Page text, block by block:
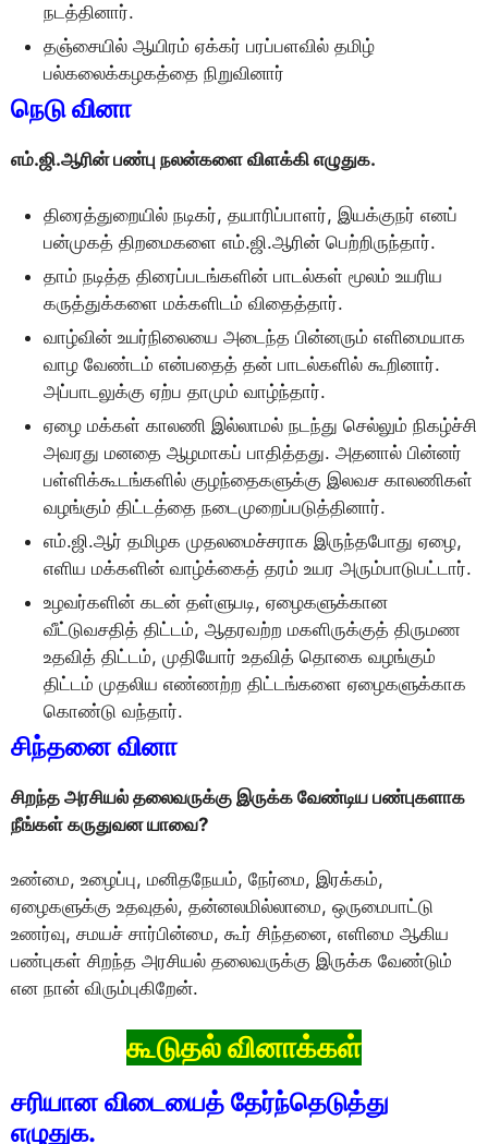
நடத்தினார்.
தஞ்சையில் ஆயிரம் ஏக்கர் பரப்பளவில் தமிழ்
பல்கலைக்கழகத்தை நிறுவினார்
நெடு வினா
எம்.ஜி.ஆரின் பண்பு நலன்களை விளக்கி எழுதுக.
திரைத்துறையில் நடிகர், தயாரிப்பாளர், இயக்குநர் எனப்
பன்முகத் திறமைகளை எம்.ஜி.ஆரின் பெற்றிருந்தார்.
தாம் நடித்த திரைப்படங்களின் பாடல்கள் மூலம் உயரிய
கருத்துக்களை மக்களிடம் விதைத்தார்.
வாழ்வின் உயர்நிலையை அடைந்த பின்னரும் எளிமையாக
வாழ வேண்டம் என்பதைத் தன் பாடல்களில் கூறினார்.
அப்பாடலுக்கு ஏற்ப தாமும் வாழ்ந்தார்.
ஏழை மக்கள் காலணி இல்லாமல் நடந்து செல்லும் நிகழ்ச்சி
அவரது மனதை ஆழமாகப் பாதித்தது. அதனால் பின்னர்
பள்ளிக்கூடங்களில் குழந்தைகளுக்கு இலவச காலணிகள்
வழங்கும் திட்டத்தை நடைமுறைப்படுத்தினார்.
எம்.ஜி.ஆர் தமிழக முதலமைச்சராக இருந்தபோது ஏழை,
எளிய மக்களின் வாழ்க்கைத் தரம் உயர அரும்பாடுபட்டார்.
உழவர்களின் கடன் தள்ளுபடி, ஏழைகளுக்கான
வீட்டுவசதித் திட்டம், ஆதரவற்ற மகளிருக்குத் திருமண
உதவித் திட்டம், முதியோர் உதவித் தொகை வழங்கும்
திட்டம் முதலிய எண்ணற்ற திட்டங்களை ஏழைகளுக்காக
கொண்டு வந்தார்.
சிந்தனை வினா
சிறந்த அரசியல் தலைவருக்கு இருக்க வேண்டிய பண்புகளாக
நீங்கள் கருதுவன யாவை?
உண்மை, உழைப்பு, மனிதநேயம், நேர்மை, இரக்கம்,
ஏழைகளுக்கு உதவுதல், தன்னலமில்லாமை, ஒருமைபாட்டு
உணர்வு, சமயச் சார்பின்மை, கூர் சிந்தனை, எளிமை ஆகிய
பண்புகள் சிறந்த அரசியல் தலைவருக்கு இருக்க வேண்டும்
என நான் விரும்புகிறேன்.
கூடுதல் வினாக்கள்
சரியான விடையைத் தேர்ந்தெடுத்து
எழுதுக.